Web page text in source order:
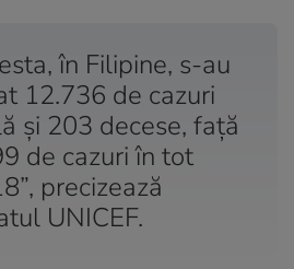
în Filipine, s-au
12.736 de cazuri
şi 203 decese, faţă
de cazuri în tot
precizează
UNICEF.